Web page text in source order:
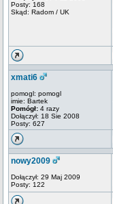
Posty: 168
Skąd: Radom / UK
xmati6
pomogl: pomogl
imie: Bartek
Pomógł: 4 razy
Dołączył: 18 Sie 2008
Posty: 627
nowy2009
Dołączył: 29 Maj 2009
Posty: 122